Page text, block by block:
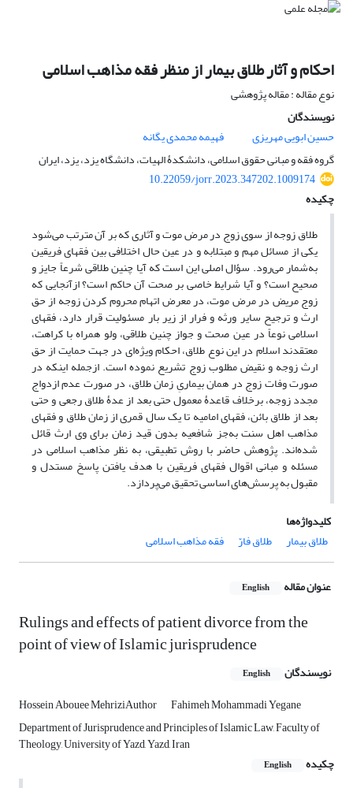
احکام و آثار طلاق بیمار از منظر فقه مذاهب اسلامی
نوع مقاله : مقاله پژوهشی
نویسندگان
حسین ابویی مهریزی
فهیمه محمدی یگانه
گروه فقه و مبانی حقوق اسلامی، دانشکدۀ الهیات، دانشگاه یزد، یزد، ایران
10.22059/jorr.2023.347202.1009174
چکیده
طلاق زوجه از سوی زوج در مرض موت و آثاری که بر آن مترتب می‌شود
یکی از مسائل مهم و مبتلابه و در عین حال اختلافی بین فقهای فریقین
به‌شمار می‌رود. سؤال اصلی این است که آیا چنین طلاقی شرعاً جایز و
صحیح است؟ و آیا شرایط خاصی بر صحت آن حاکم است؟ ازآنجایی که
زوج مریض در مرض موت، در معرض اتهام محروم کردن زوجه از حق
ارث و ترجیح سایر ورثه و فرار از زیر بار مسئولیت قرار دارد، فقهای
اسلامی نوعاً در عین صحت و‌ جواز چنین طلاقی، ولو همراه با کراهت،
معتقدند اسلام در این نوع طلاق، احکام ویژه‌ای در جهت حمایت از حق
ارث زوجه و نقیض مطلوب زوج تشریع نموده است. ازجمله اینکه در
صورت وفات زوج در همان بیماریِ زمان طلاق، در صورت عدم ازدواج
مجدد زوجه، برخلاف قاعدۀ معمول حتی بعد از عدۀ طلاق رجعی و حتی
بعد از طلاق بائن، فقهای امامیه تا یک سال قمری از زمان طلاق و فقهای
مذاهب اهل سنت به‌جز شافعیه بدون قید زمان برای وی ارث قائل
شده‌اند. پژوهش حاضر با روش تطبیقی، به نظر مذاهب اسلامی در
مسئله و مبانی اقوال فقهای فریقین با هدف یافتن پاسخ مستدل و
مقبول به پرسش‌های اساسی تحقیق می‌پردازد.
کلیدواژه‌ها
طلاق بیمار
طلاق فارّ فقه مذاهب اسلامی
عنوان مقاله English
Rulings and effects of patient divorce from the
point of view of Islamic jurisprudence
نویسندگان English
Hossein Abouee MehriziAuthor
Fahimeh Mohammadi Yegane
Department of Jurisprudence and Principles of Islamic Law, Faculty of
Theology, University of Yazd, Yazd, Iran
چکیده
English